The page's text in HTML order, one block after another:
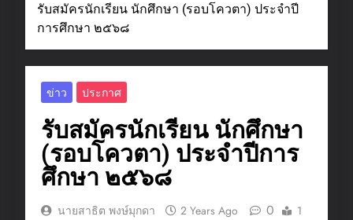
รับสมัครนักเรียน นักศึกษา (รอบโควตา) ประจำปี
การศึกษา ๒๕๖๘
ข่าว ประกาศ
รับสมัครนักเรียน นักศึกษา
(รอบโควตา) ประจำปีการ
ศึกษา ๒๕๖๘
นายสาธิต พงษ์มุกดา 2 Years Ago 0
1